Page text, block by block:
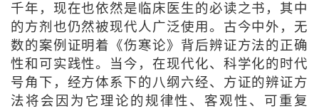
千年，现在也依然是临床医生的必读之书，其中
的方剂也仍然被现代人广泛使用。古今中外，无
数的案例证明着《伤寒论》背后辨证方法的正确
性和可实践性。当今，在现代化、科学化的时代
号角下，经方体系下的八纲六经、方证的辨证方
法将会因为它理论的规律性、客观性、可重复